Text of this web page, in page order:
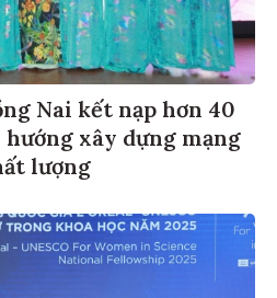
Nai kết nạp hơn 40
xây dựng mạng
lượng